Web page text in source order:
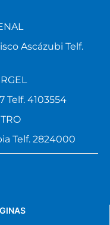
Ascázubi Telf.
Telf. 4103554
Telf. 2824000